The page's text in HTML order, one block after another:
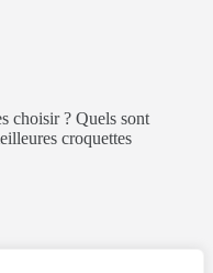
choisir ? Quels sont
croquettes